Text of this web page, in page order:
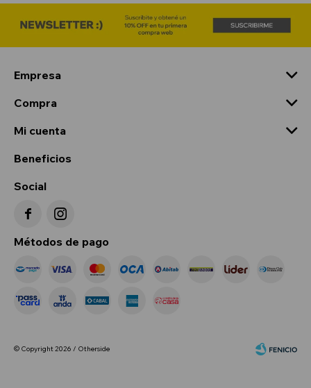
Empresa
Compra
Mi cuenta
Beneficios
Social
 
Métodos de pago
© Copyright 2026 / Otherside